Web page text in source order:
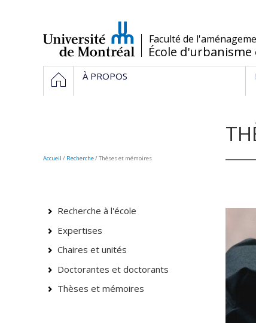
/Faculté de
École
Navigation
principale
HOMEÀ PROPOS
Accueil / Recherche/Thèses et mémoires
Recherche à l'école
Expertises
Chaires et unités
Doctorantes et doctorants
Thèses et mémoires